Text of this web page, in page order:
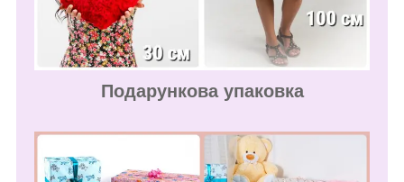
Подарункова упаковка